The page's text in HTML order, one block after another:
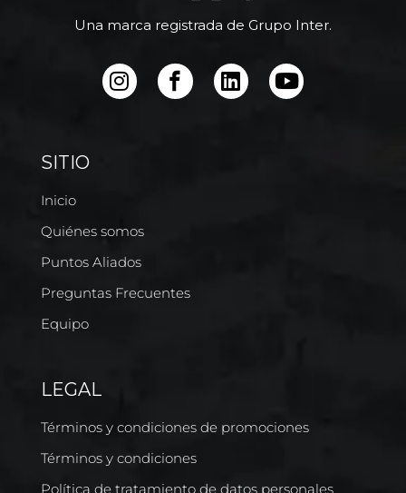
Una marca registrada de Grupo Inter.
SITIO
Inicio
Quiénes somos
Puntos Aliados
Preguntas Frecuentes
Equipo
LEGAL
Términos y condiciones de promociones
Términos y condiciones
Política de tratamiento de datos personales